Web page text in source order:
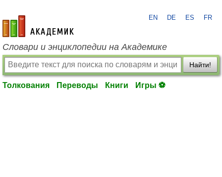
academic.ru
EN DE ES FR
Словари и энциклопедии на Академике
Найти!
Толкования Переводы Книги Игры ⚽